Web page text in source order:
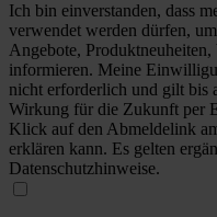
Ich bin einverstanden, dass
verwendet werden dürfen,
Angebote,
informieren. Meine
nicht erforderlich und gilt bis
Wirkung für die Zukunft per
Klick auf den Abmeldelink
erklären kann. Es gelten
Datenschutzhinweise.